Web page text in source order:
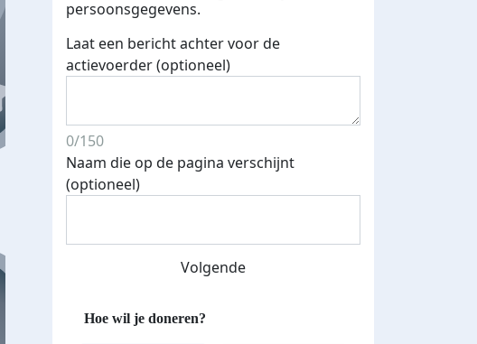
Streefbedrag verhoogd
persoonsgegevens.
Laat een bericht achter voor de
actievoerder (optioneel)
0/150
Naam die op de pagina verschijnt
(optioneel)
Volgende